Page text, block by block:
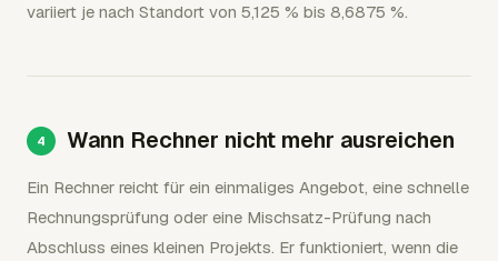
variiert je nach Standort von 5,125 % bis 8,6875 %.
Wann Rechner nicht mehr ausreichen
Ein Rechner reicht für ein einmaliges Angebot, eine schnelle
Rechnungsprüfung oder eine Mischsatz-Prüfung nach
Abschluss eines kleinen Projekts. Er funktioniert, wenn die